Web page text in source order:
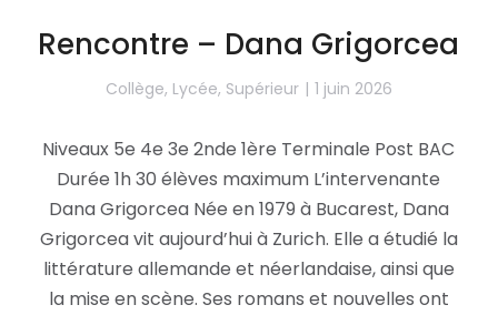
Rencontre – Dana Grigorcea
Collège, Lycée, Supérieur 1 juin 2026
Niveaux 5e 4e 3e 2nde 1ère Terminale Post BAC
Durée 1h 30 élèves maximum L’intervenante
Dana Grigorcea Née en 1979 à Bucarest, Dana
Grigorcea vit aujourd’hui à Zurich. Elle a étudié la
littérature allemande et néerlandaise, ainsi que
la mise en scène. Ses romans et nouvelles ont